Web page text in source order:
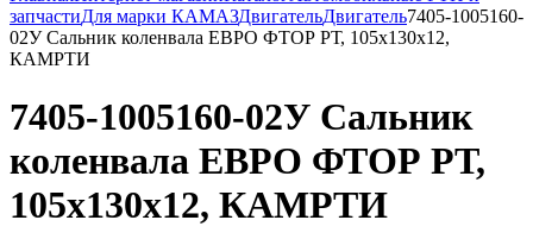
запчастиДля марки КАМАЗДвигательДвигатель7405-1005160-
02У Сальник коленвала ЕВРО ФТОР РТ, 105х130х12,
КАМРТИ
7405-1005160-02У Сальник
коленвала ЕВРО ФТОР РТ,
105х130х12, КАМРТИ